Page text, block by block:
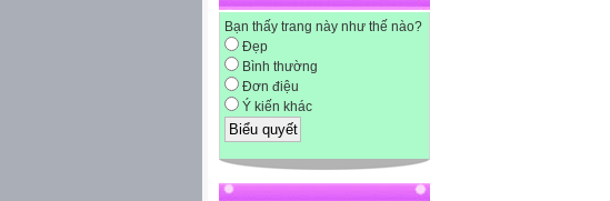
Bạn thấy trang này như thế nào?
Đẹp
Bình thường
Đơn điệu
Ý kiến khác